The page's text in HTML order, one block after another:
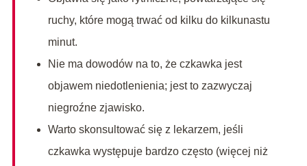
ruchy, które mogą trwać od kilku do kilkunastu
minut.
Nie ma dowodów na to, że czkawka jest
objawem niedotlenienia; jest to zazwyczaj
niegroźne zjawisko.
Warto skonsultować się z lekarzem, jeśli
czkawka występuje bardzo często (więcej niż